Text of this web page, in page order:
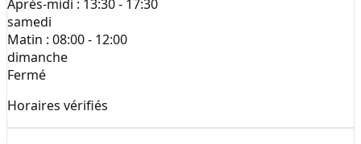
Après-midi : 13:30 - 17:30
samedi
Matin : 08:00 - 12:00
dimanche
Fermé
Horaires vérifiés